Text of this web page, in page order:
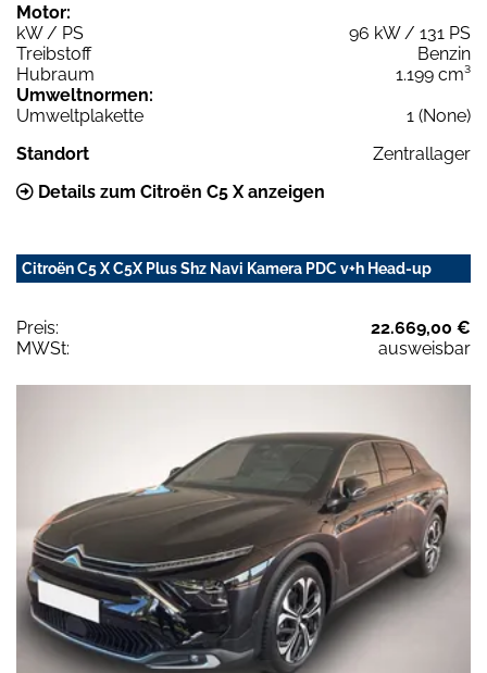
Motor:
kW / PS
96 kW / 131 PS
Treibstoff
Benzin
Hubraum
1.199 cm³
Umweltnormen:
Umweltplakette
1 (None)
Standort
Zentrallager
Details zum Citroën C5 X anzeigen
Citroën C5 X C5X Plus Shz Navi Kamera PDC v+h Head-up
Preis:
22.669,00 €
MWSt:
ausweisbar